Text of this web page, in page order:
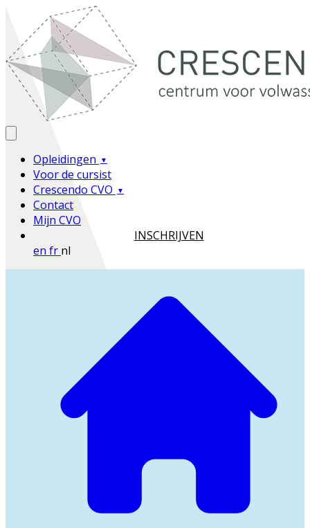
Opleidingen
Voor de cursist
Crescendo CVO
Contact
Mijn CVO
INSCHRIJVEN
en fr nl